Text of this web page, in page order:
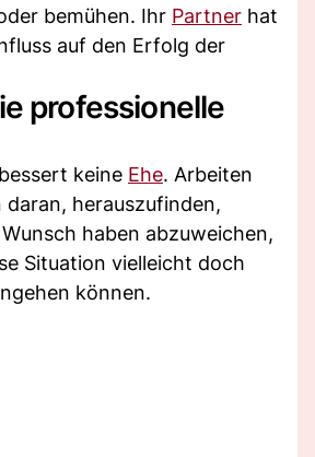
bemühen. Ihr Partner hat
auf den Erfolg der
professionelle
keine Ehe. Arbeiten
daran, herauszufinden,
haben abzuweichen,
Situation vielleicht doch
können.